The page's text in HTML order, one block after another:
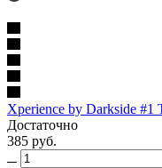
Xperience by Darkside #1
Достаточно
385 руб.